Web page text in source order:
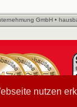
nutzen
GmbH •